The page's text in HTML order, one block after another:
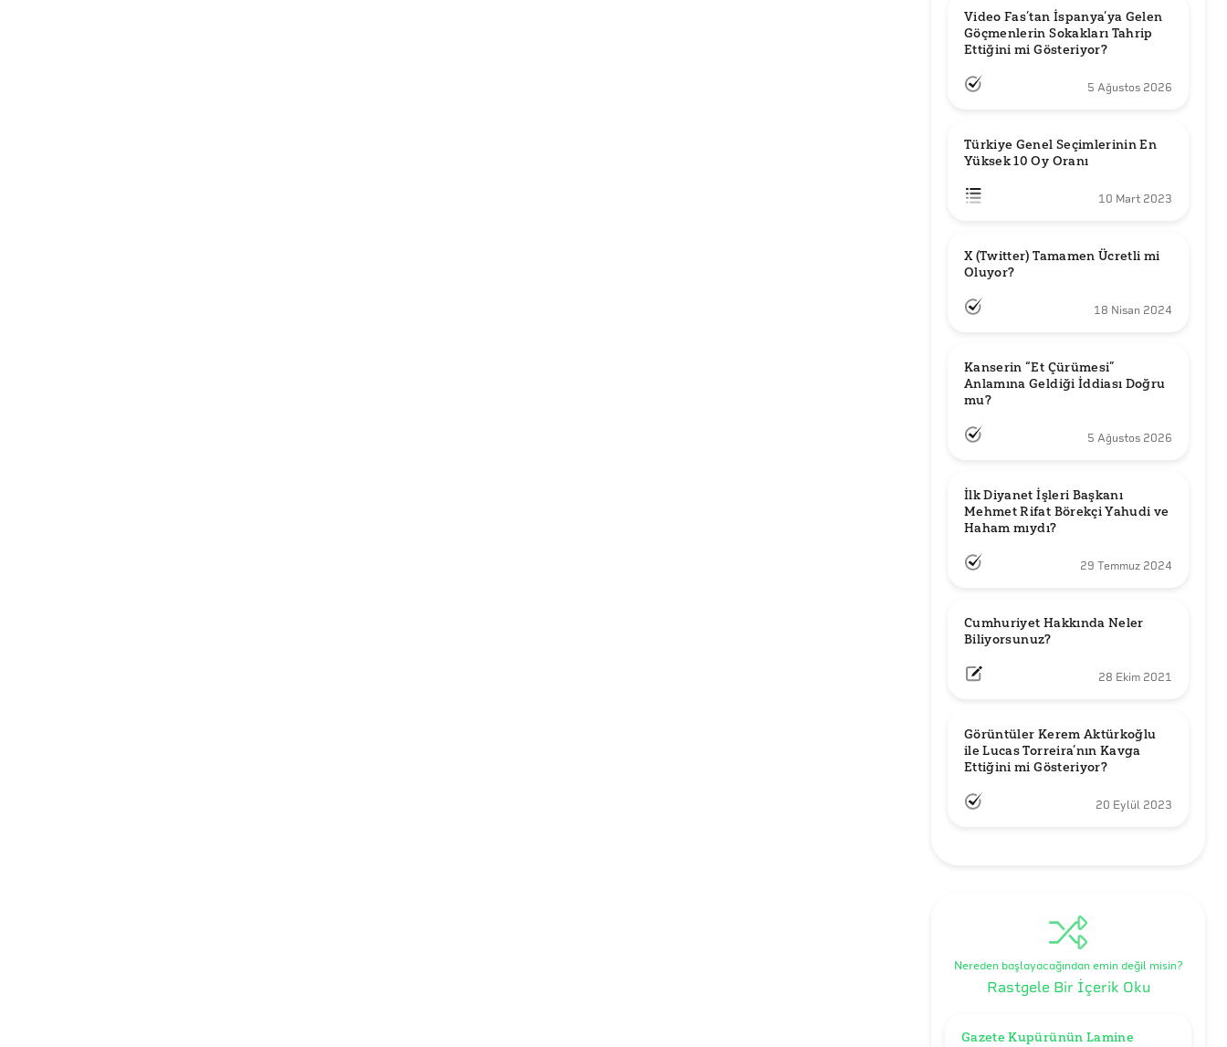
Video Fas’tan İspanya’ya Gelen
Göçmenlerin Sokakları Tahrip
Ettiğini mi Gösteriyor?
5 Ağustos 2026
Türkiye Genel Seçimlerinin En
Yüksek 10 Oy Oranı
10 Mart 2023
X (Twitter) Tamamen Ücretli mi
Oluyor?
18 Nisan 2024
Kanserin “Et Çürümesi”
Anlamına Geldiği İddiası Doğru
mu?
5 Ağustos 2026
İlk Diyanet İşleri Başkanı
Mehmet Rifat Börekçi Yahudi ve
Haham mıydı?
29 Temmuz 2024
Cumhuriyet Hakkında Neler
Biliyorsunuz?
28 Ekim 2021
Görüntüler Kerem Aktürkoğlu
ile Lucas Torreira’nın Kavga
Ettiğini mi Gösteriyor?
20 Eylül 2023
Nereden başlayacağından emin değil misin?
Rastgele Bir İçerik Oku
Gazete Kupürünün Lamine